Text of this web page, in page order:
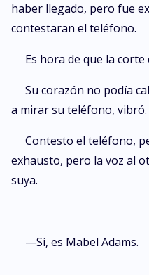
haber llegado, pero fue
contestaran el teléfono.
Es hora de que la
Su corazón no podía
a mirar su teléfono, vibró.
Contesto el teléfono,
exhausto, pero la voz al
suya.
—Sí, es Mabel Adams.